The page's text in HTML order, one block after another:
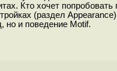
Кто хочет попробовать
(раздел
но и поведение Motif.